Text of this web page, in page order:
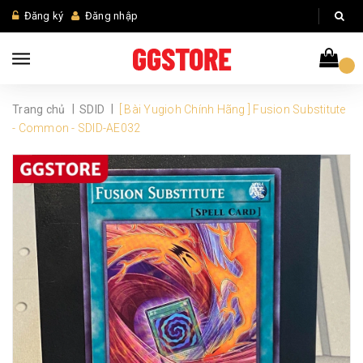
Đăng ký Đăng nhập
Trang chủ SDID
[ Bài Yugioh Chính Hãng ] Fusion Substitute
- Common - SDID-AE032